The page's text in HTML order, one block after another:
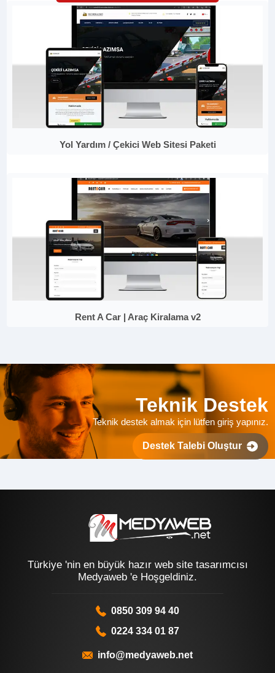
Yol Yardım / Çekici Web Sitesi Paketi
Rent A Car | Araç Kiralama v2
Teknik Destek
Teknik destek almak için lütfen giriş yapınız.
Destek Talebi Oluştur
Türkiye 'nin en büyük hazır web site tasarımcısı
Medyaweb 'e Hoşgeldiniz.
0850 309 94 40
0224 334 01 87
info@medyaweb.net